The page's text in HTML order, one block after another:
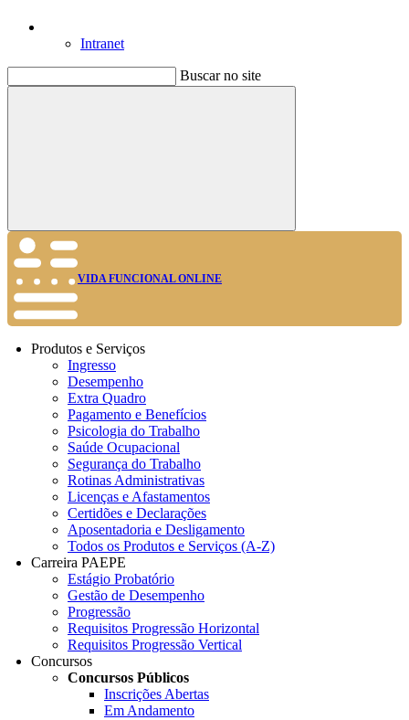
Intranet
Buscar no site
Buscar
VIDA FUNCIONAL ONLINE
Produtos e Serviços
Ingresso
Desempenho
Extra Quadro
Pagamento e Benefícios
Psicologia do Trabalho
Saúde Ocupacional
Segurança do Trabalho
Rotinas Administrativas
Licenças e Afastamentos
Certidões e Declarações
Aposentadoria e Desligamento
Todos os Produtos e Serviços (A-Z)
Carreira PAEPE
Estágio Probatório
Gestão de Desempenho
Progressão
Requisitos Progressão Horizontal
Requisitos Progressão Vertical
Concursos
Concursos Públicos
Inscrições Abertas
Em Andamento